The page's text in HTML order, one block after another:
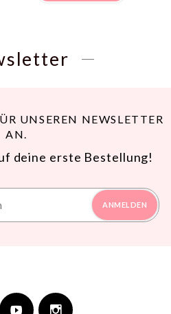
UNSEREN NEWSLETTER
AN.
deine erste Bestellung!
ANMELDEN